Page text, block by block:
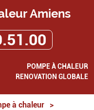
Amiens
POMPE À CHALEUR
RENOVATION GLOBALE
à chaleur
>